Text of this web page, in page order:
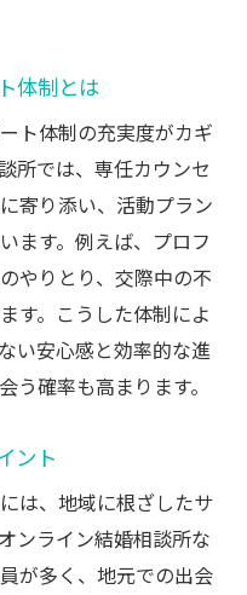
体制とは
ト体制の充実度がカギ
所では、専任カウンセ
寄り添い、活動プラン
ます。例えば、プロフ
やりとり、交際中の不
す。こうした体制によ
い安心感と効率的な進
確率も高まります。
ント
は、地域に根ざしたサ
ンライン結婚相談所な
が多く、地元での出会